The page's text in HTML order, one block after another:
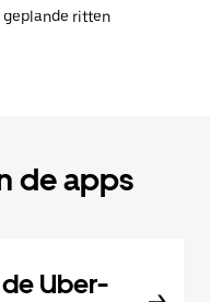
ritten
de apps
Uber-